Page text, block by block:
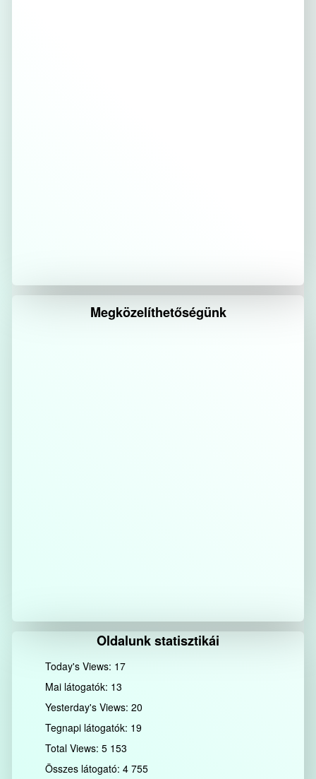
Megközelíthetőségünk
Oldalunk statisztikái
Today's Views: 17
Mai látogatók: 13
Yesterday's Views:20
Tegnapi látogatók: 19
Total Views:5 153
Összes látogató:4 755